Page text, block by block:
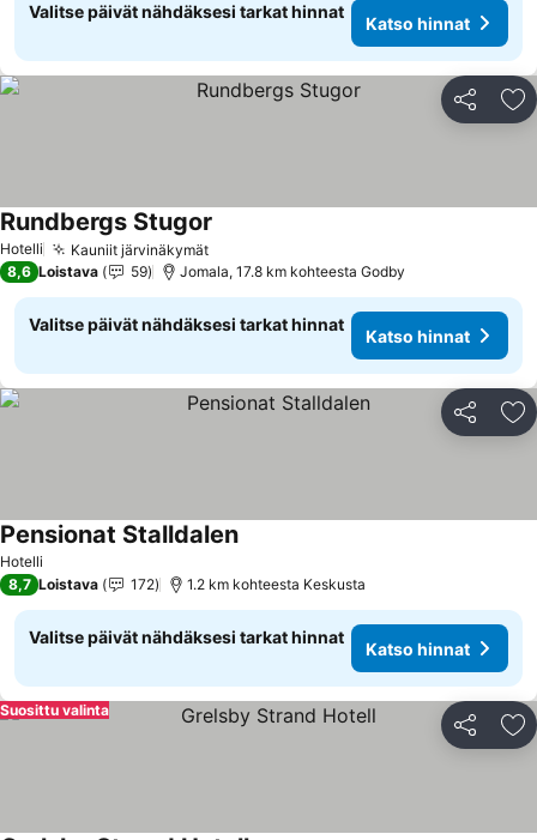
Valitse päivät nähdäksesi tarkat hinnat
Katso hinnat
Jaa
Hotelli Kauniit järvinäkymätKatso hinnat
Rundbergs Stugor
8,6 Loistava 59 Jomala, 17.8 km kohteesta Godby
Valitse päivät nähdäksesi tarkat hinnat
Katso hinnat
Jaa
Hotelli
Pensionat StalldalenKatso hinnat
8,7 Loistava 172 1.2 km kohteesta Keskusta
Valitse päivät nähdäksesi tarkat hinnat
Katso hinnat
Jaa
Suosittu valinta